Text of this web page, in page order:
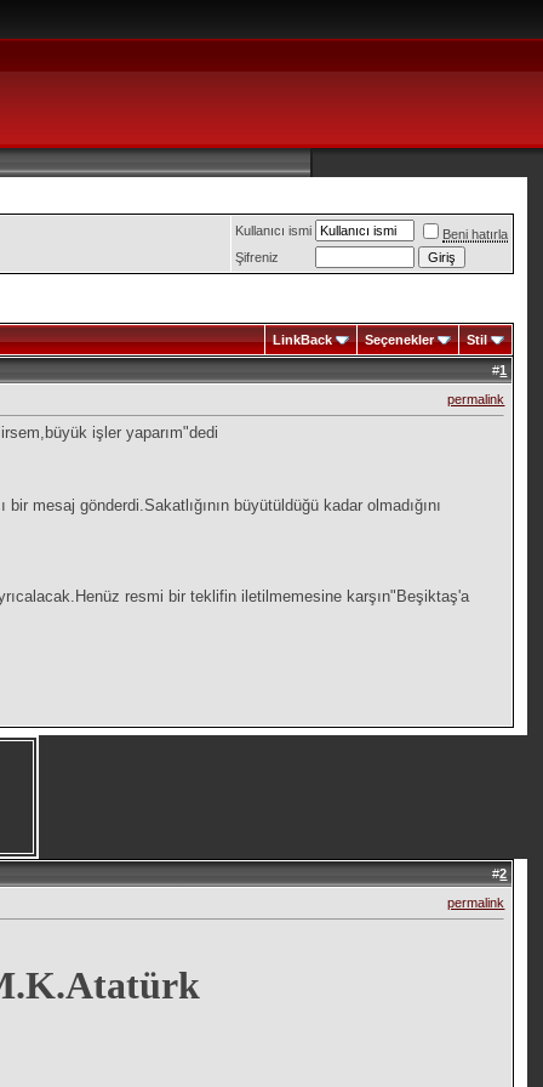
Kullanıcı ismi
Beni hatırla
Şifreniz
LinkBack Seçenekler Stil
#1
permalink
işler yaparım"dedi
mesaj gönderdi.Sakatlığının büyütüldüğü kadar olmadığını
resmi bir teklifin iletilmemesine karşın"Beşiktaş'a
#2
permalink